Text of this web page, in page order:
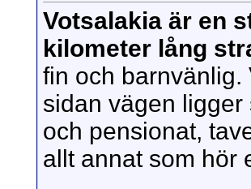
Votsalakia är en
kilometer lång
fin och
sidan vägen
och pensionat,
allt annat som hör